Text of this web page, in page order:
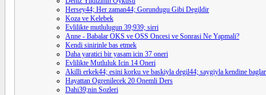
Hersey44; Her zaman44; Gorundugu Gibi Degildir
Koza ve Kelebek
Evlilikte mutlulugun 39;939; sirri
Anne - Babalar OKS ve OSS Oncesi ve Sonrasi Ne Yapmali?
Kendi sinirinle bas etmek
Daha yaratici bir yasam icin 37 oneri
Evlilikte Mutluluk Icin 14 Oneri
Akilli erkek44; esini korku ve baskiyla degil44; saygiyla kendine baglar
Hayattan Ogrenilecek 20 Onemli Ders
Dahi39;nin Sozleri